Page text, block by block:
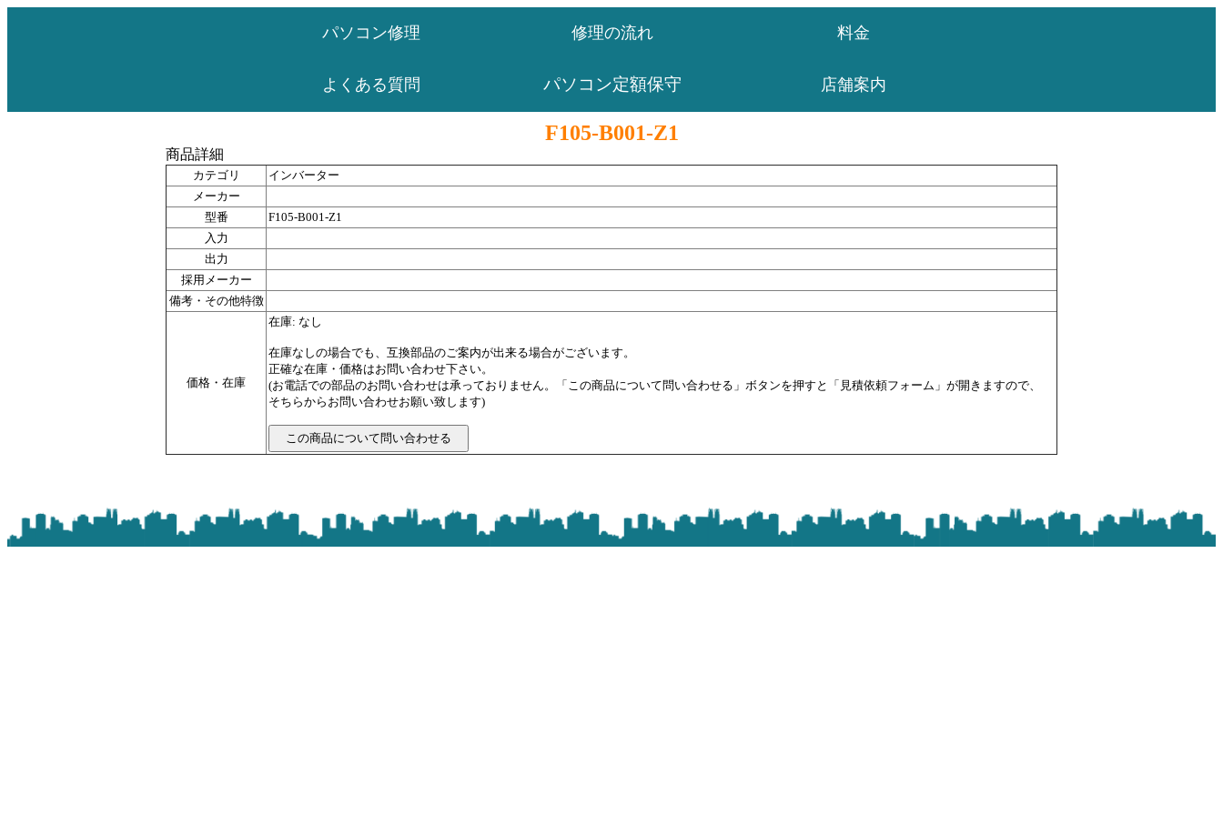
パソコン修理 修理の流れ 料金
よくある質問 パソコン定額保守 店舗案内
F105-B001-Z1
商品詳細
カテゴリ
インバーター
メーカー
型番
F105-B001-Z1
入力
出力
採用メーカー
備考・その他特徴
価格・在庫
在庫: なし
在庫なしの場合でも、互換部品のご案内が出来る場合がございます。
正確な在庫・価格はお問い合わせ下さい。
(お電話での部品のお問い合わせは承っておりません。「この商品について問い合わせる」ボタンを押すと「見積依頼フォーム」が開きますので、
そちらからお問い合わせお願い致します)